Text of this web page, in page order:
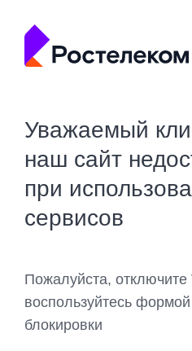
Уважаемый
наш сайт
при
сервисов
Пожалуйста, отключите
воспользуйтесь
блокировки